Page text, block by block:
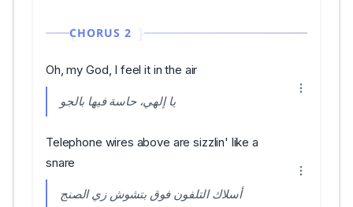
CHORUS 2
Oh, my God, I feel it in the air
يا إلهي، حاسة فيها بالجو
Telephone wires above are sizzlin' like a
snare
أسلاك التلفون فوق بتشوش زي الصنج